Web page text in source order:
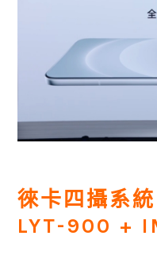
徠卡四攝系
LYT-900 +